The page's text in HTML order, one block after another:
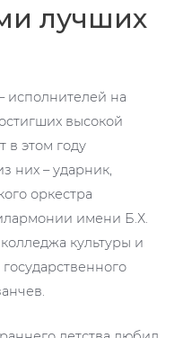
лучших
исполнителей на
высокой
в этом году
них – ударник,
оркестра
имени Б.Х.
культуры и